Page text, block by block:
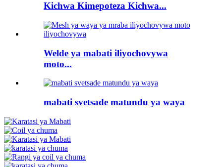
Kichwa Kimepoteza Kichwa...
Welde ya mabati iliyochovywa
moto...
mabati svetsade matundu ya waya